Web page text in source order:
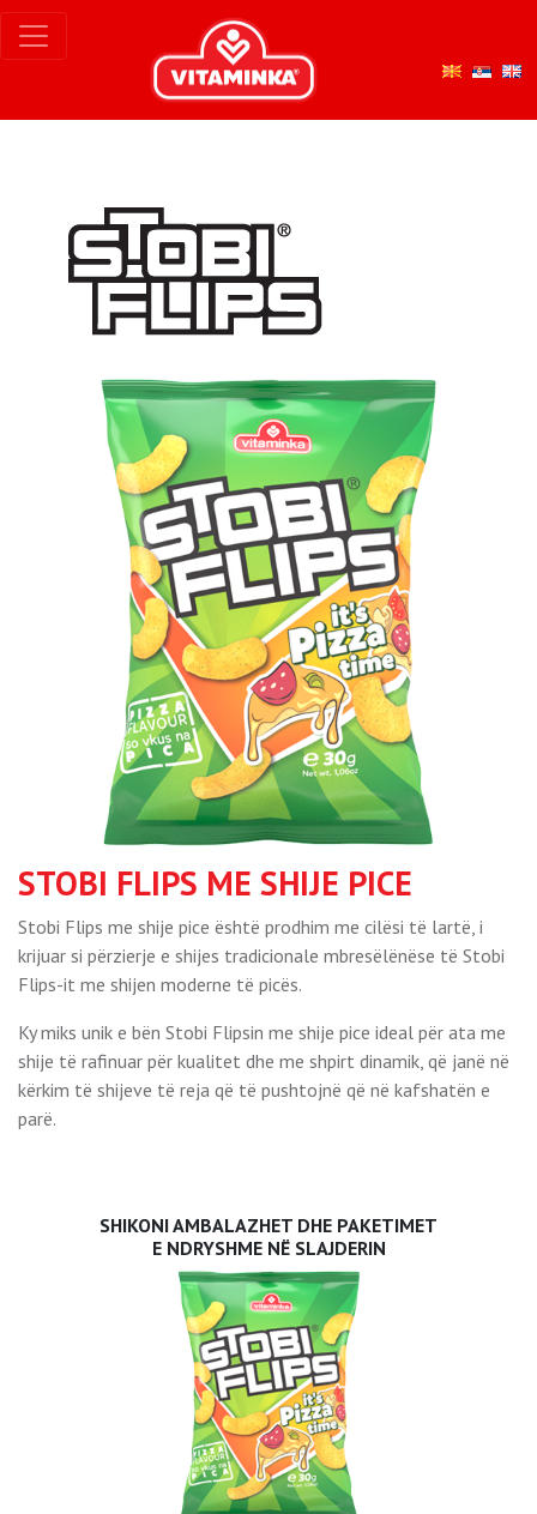
STOBI FLIPS ME SHIJE PICE
Stobi Flips me shije pice është prodhim me cilësi të lartë, i
krijuar si përzierje e shijes tradicionale mbresëlënëse të Stobi
Flips-it me shijen moderne të picës.
Ky miks unik e bën Stobi Flipsin me shije pice ideal për ata me
shije të rafinuar për kualitet dhe me shpirt dinamik, që janë në
kërkim të shijeve të reja që të pushtojnë që në kafshatën e
parë.
SHIKONI AMBALAZHET DHE PAKETIMET
E NDRYSHME NË SLAJDERIN